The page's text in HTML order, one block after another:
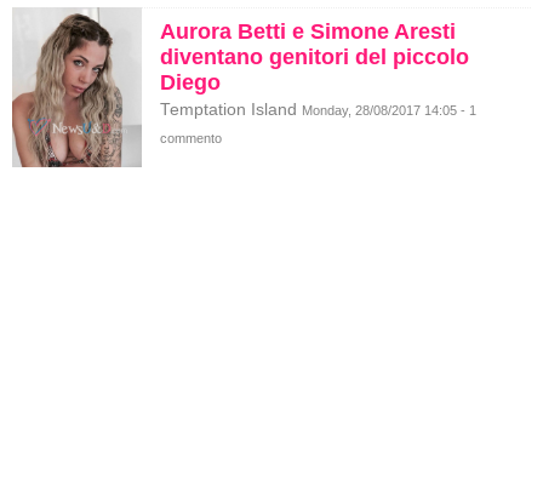
Aurora Betti e Simone Aresti
diventano genitori del piccolo
Diego
Temptation Island Monday, 28/08/2017 14:05 - 1
commento